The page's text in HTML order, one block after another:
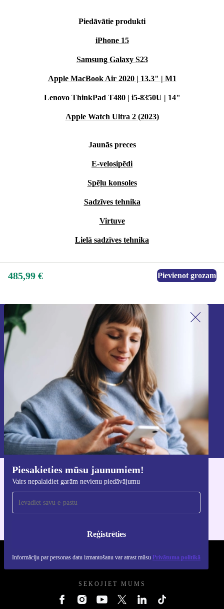
Piedāvātie produkti
iPhone 15
Samsung Galaxy S23
Apple MacBook Air 2020 | 13.3" | M1
Lenovo ThinkPad T480 | i5-8350U | 14"
Apple Watch Ultra 2 (2023)
Jaunās preces
E-velosipēdi
Spēļu konsoles
Sadzīves tehnika
Virtuve
Lielā sadzīves tehnika
485,99 € Pievienot grozam
Piesakieties mūsu jaunumiem!
Vairs nepalaidiet garām nevienu piedāvājumu
Reģistrēties
Informāciju par personas datu izmantošanu var atrast mūsu Privātuma politikā
Piesakieties mūsu jaunumu
saņemšanai!
Nekad vairs nepalaidiet garām nevienu
piedāvājumu.
Reģistrēties
Informāciju par personas datu izmantošanu varat atrast mūsu
Privātuma politikā.
Lejupielādējiet refurbed lietotni
iOS un Android ierīcēm
REFURBED - RETHINK NEW.
SEKOJIET MUMS